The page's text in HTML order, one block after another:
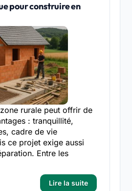
pour construire en
rurale peut offrir de
: tranquillité,
cadre de vie
ce projet exige aussi
Entre les
Lire la suite